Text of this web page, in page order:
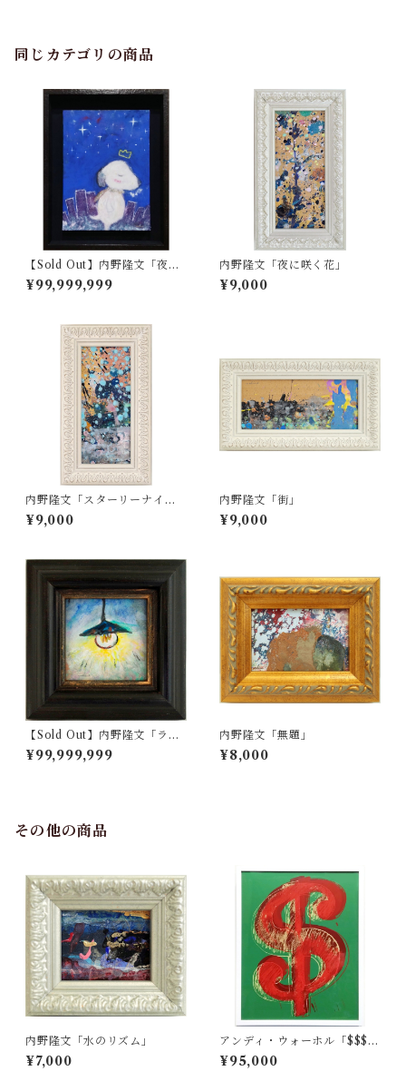
同じカテゴリの商品
【Sold Out】内野隆文「夜の
犬」
¥99,999,999
内野隆文「夜に咲く花」
¥9,000
内野隆文「スターリーナイ
ト」
¥9,000
内野隆文「街」
¥9,000
【Sold Out】内野隆文「ラン
プ」
¥99,999,999
内野隆文「無題」
¥8,000
その他の商品
内野隆文「水のリズム」
¥7,000
アンディ・ウォーホル「$$$$
Dollar Green $$$$（サンデ
ー・B・モーニング版）」
¥95,000